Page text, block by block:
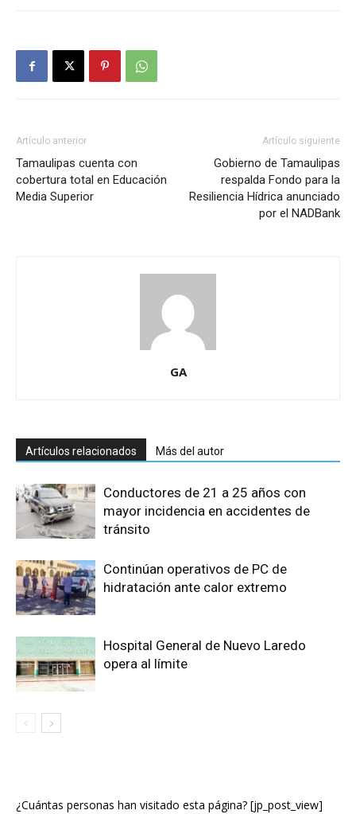
Artículo anterior
Tamaulipas cuenta con
cobertura total en Educación
Media Superior
Artículo siguiente
Gobierno de Tamaulipas
respalda Fondo para la
Resiliencia Hídrica anunciado
por el NADBank
GA
Artículos relacionados Más del autor
Conductores de 21 a 25 años con
mayor incidencia en accidentes de
tránsito
Continúan operativos de PC de
hidratación ante calor extremo
Hospital General de Nuevo Laredo
opera al límite
¿Cuántas personas han visitado esta página? [jp_post_view]